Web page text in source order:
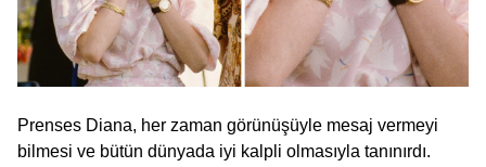
Prenses Diana, her zaman görünüşüyle mesaj vermeyi
bilmesi ve bütün dünyada iyi kalpli olmasıyla tanınırdı.